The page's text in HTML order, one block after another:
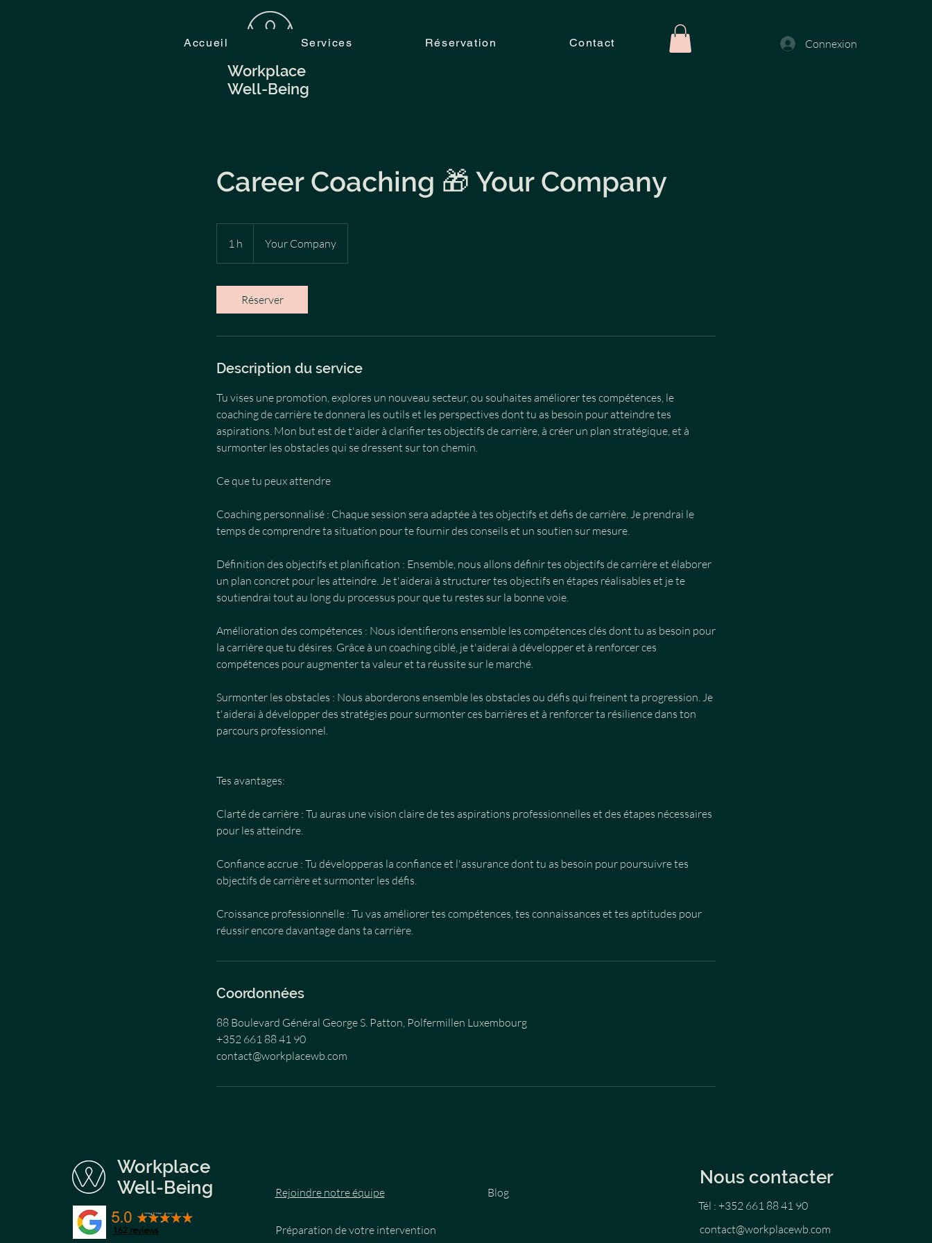
Workplace
Well-Being
Accueil Services Réservation Contact Connexion
Career Coaching 🎁 Your Company
1 h Your Company
Réserver
Description du service
Tu vises une promotion, explores un nouveau secteur, ou souhaites améliorer tes compétences, le
coaching de carrière te donnera les outils et les perspectives dont tu as besoin pour atteindre tes
aspirations. Mon but est de t'aider à clarifier tes objectifs de carrière, à créer un plan stratégique, et à
surmonter les obstacles qui se dressent sur ton chemin.
Ce que tu peux attendre
Coaching personnalisé : Chaque session sera adaptée à tes objectifs et défis de carrière. Je prendrai le
temps de comprendre ta situation pour te fournir des conseils et un soutien sur mesure.
Définition des objectifs et planification : Ensemble, nous allons définir tes objectifs de carrière et élaborer
un plan concret pour les atteindre. Je t'aiderai à structurer tes objectifs en étapes réalisables et je te
soutiendrai tout au long du processus pour que tu restes sur la bonne voie.
Amélioration des compétences : Nous identifierons ensemble les compétences clés dont tu as besoin pour
la carrière que tu désires. Grâce à un coaching ciblé, je t'aiderai à développer et à renforcer ces
compétences pour augmenter ta valeur et ta réussite sur le marché.
Surmonter les obstacles : Nous aborderons ensemble les obstacles ou défis qui freinent ta progression. Je
t'aiderai à développer des stratégies pour surmonter ces barrières et à renforcer ta résilience dans ton
parcours professionnel.
Tes avantages:
Clarté de carrière : Tu auras une vision claire de tes aspirations professionnelles et des étapes nécessaires
pour les atteindre.
Confiance accrue : Tu développeras la confiance et l'assurance dont tu as besoin pour poursuivre tes
objectifs de carrière et surmonter les défis.
Croissance professionnelle : Tu vas améliorer tes compétences, tes connaissances et tes aptitudes pour
réussir encore davantage dans ta carrière.
Coordonnées
88 Boulevard Général George S. Patton, Polfermillen Luxembourg
+352 661 88 41 90
contact@workplacewb.com
Workplace
Well-Being
162reviews
Rejoindre notre équipe
Préparation de votre intervention
Blog
Nous contacter
Tél : +352 661 88 41 90
contact@workplacewb.com